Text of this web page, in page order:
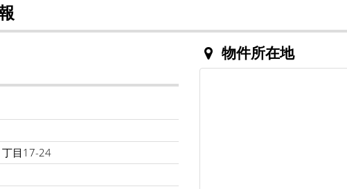
目17-24
物件所在地